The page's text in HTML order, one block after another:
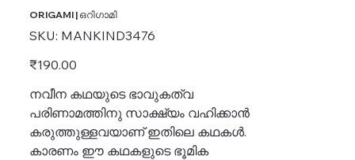
ORIGAMI | ഒറിഗാമി
SKU: SKU
MANKIND3476
MANKIND3476
Price
₹190.00
നവീന കഥയുടെ ഭാവുകത്വ
പരിണാമത്തിനു സാക്ഷ്യം വഹിക്കാൻ
കരുത്തുള്ളവയാണ് ഇതിലെ കഥകൾ.
കാരണം ഈ കഥകളുടെ ഭൂമിക